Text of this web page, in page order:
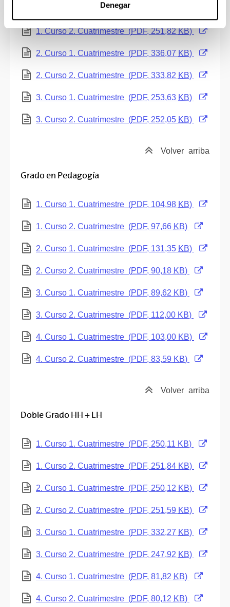
Denegar
(Abre una nueva ventana)
1. Curso 1. Cuatrimestre(
(Abre una nueva ventana)
1. Curso 2. Cuatrimestre(PDF, 251,82KB)
(Abre una nueva ventana)
2. Curso 1. Cuatrimestre (PDF, 336,07 KB)
(Abre una nueva ventana)
2. Curso 2. Cuatrimestre (PDF, 333,82 KB)
(Abre una nueva ventana)
3. Curso 1. Cuatrimestre (PDF, 253,63 KB)
(Abre una nueva ventana)
3. Curso 2. Cuatrimestre (PDF, 252,05 KB)
Volver arriba
Grado en Pedagogía
(Abre una nueva ventana)
1. Curso 1. Cuatrimestre (PDF, 104,98 KB)
(Abre una nueva ventana)
1. Curso 2. Cuatrimestre (PDF, 97,66 KB)
(Abre una nueva ventana)
2. Curso 1. Cuatrimestre (PDF, 131,35 KB)
(Abre una nueva ventana)
2. Curso 2. Cuatrimestre (PDF, 90,18 KB)
(Abre una nueva ventana)
3. Curso 1. Cuatrimestre (PDF, 89,62 KB)
(Abre una nueva ventana)
3. Curso 2. Cuatrimestre (PDF, 112,00 KB)
(Abre una nueva ventana)
4. Curso 1. Cuatrimestre (PDF, 103,00 KB)
(Abre una nueva ventana)
4. Curso 2. Cuatrimestre (PDF, 83,59 KB)
Volver arriba
Doble Grado HH + LH
(Abre una nueva ventana)
1. Curso 1. Cuatrimestre (PDF, 250,11 KB)
(Abre una nueva ventana)
1. Curso 2. Cuatrimestre (PDF, 251,84 KB)
(Abre una nueva ventana)
2. Curso 1. Cuatrimestre (PDF, 250,12 KB)
(Abre una nueva ventana)
2. Curso 2. Cuatrimestre (PDF, 251,59 KB)
(Abre una nueva ventana)
3. Curso 1. Cuatrimestre (PDF, 332,27 KB)
(Abre una nueva ventana)
3. Curso 2. Cuatrimestre (PDF, 247,92 KB)
(Abre una nueva ventana)
4. Curso 1. Cuatrimestre (PDF, 81,82 KB)
(Abre una nueva ventana)
4. Curso 2. Cuatrimestre (PDF, 80,12 KB)